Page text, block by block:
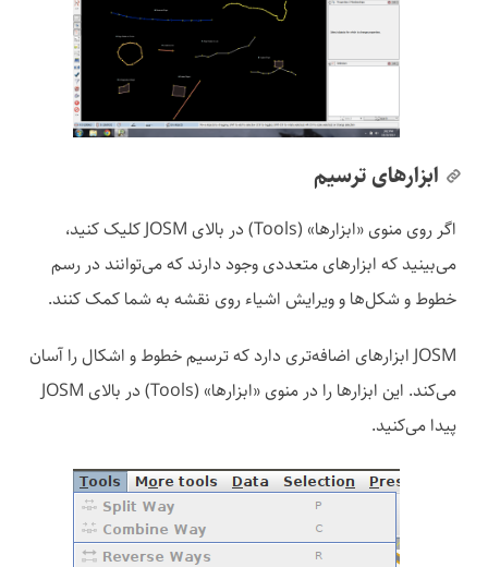
ابزارهای ترسیم
اگر روی منوی «ابزارها» (Tools) در بالای JOSM کلیک کنید،
می‌بینید که ابزارهای متعددی وجود دارند که می‌توانند در رسم
خطوط و شکل‌ها و ویرایش اشیاء روی نقشه به شما کمک کنند.
JOSM ابزارهای اضافه‌تری دارد که ترسیم خطوط و اشکال را آسان
می‌کند. این ابزارها را در منوی «ابزارها» (Tools) در بالای JOSM
پیدا می‌کنید.